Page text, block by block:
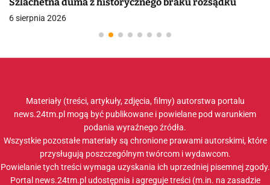
6 sierpnia 2026
Materiały (treści, artykuły, zdjęcia, filmy) autorstwa portalu
news.24tm.pl mogą być publikowane i powielane pod warunkiem
podania wyraźnego źródła.
Wszystkie pozostałe materiały są chronione prawami autorskimi, które
przysługują poszczególnym twórcom i wydawcom.
Powielanie tych treści wymaga uzyskania ich uprzedniej pisemnej zgody.
Portal news.24tm.pl udostępnia i agreguje treści (m.in. na zasadzie